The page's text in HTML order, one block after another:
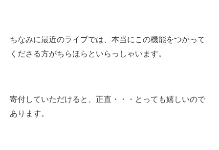
ちなみに最近のライブでは、本当にこの機能をつかって
くださる方がちらほらといらっしゃいます。
寄付していただけると、正直・・・とっても嬉しいので
あります。